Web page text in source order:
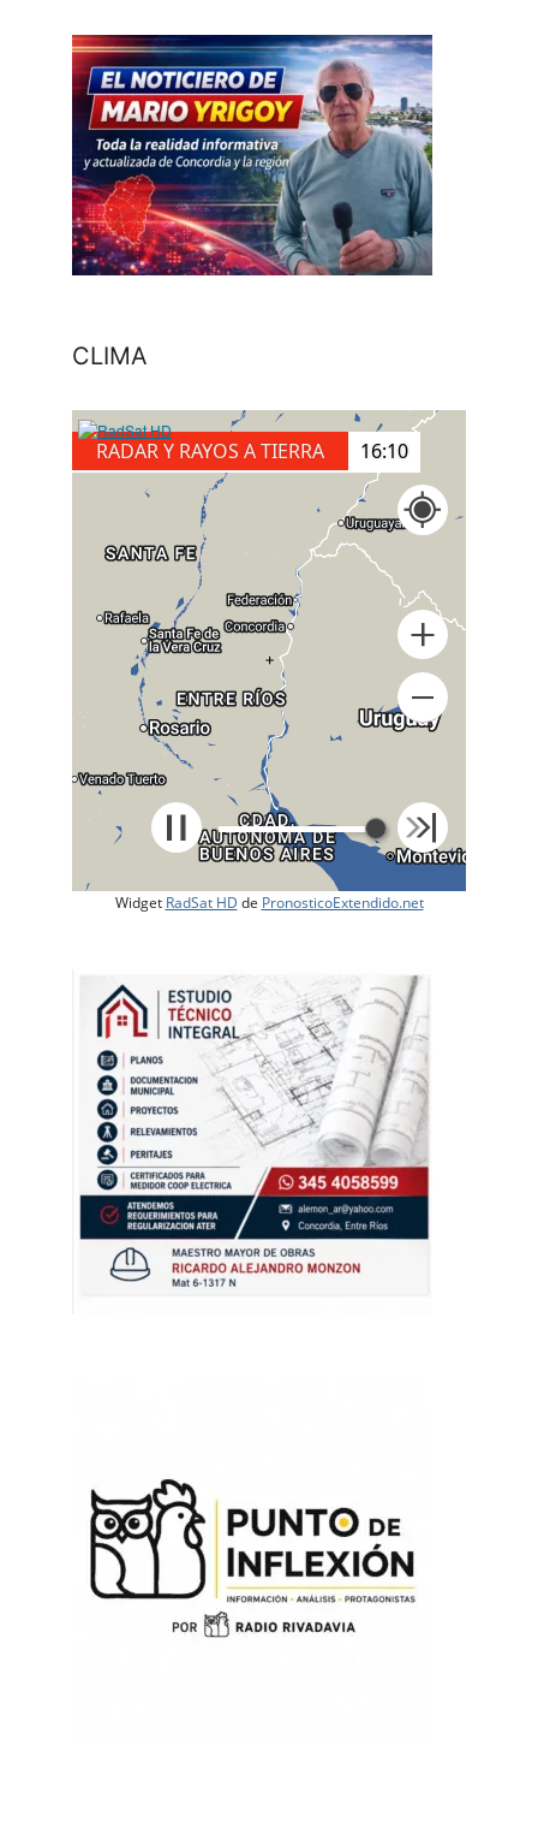
CLIMA
RADAR Y RAYOS A TIERRA 16:10
+
Widget RadSat HD de PronosticoExtendido.net